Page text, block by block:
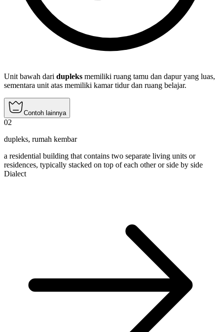
Unit bawah dari dupleks memiliki ruang tamu dan dapur yang luas,
sementara unit atas memiliki kamar tidur dan ruang belajar.
Contoh lainnya
02
dupleks, rumah kembar
a residential building that contains two separate living units or
residences, typically stacked on top of each other or side by side
Dialect